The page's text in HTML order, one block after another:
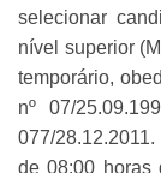
selecionar
nível superior
temporário,
nº 07/
077/
de 08:00 horas